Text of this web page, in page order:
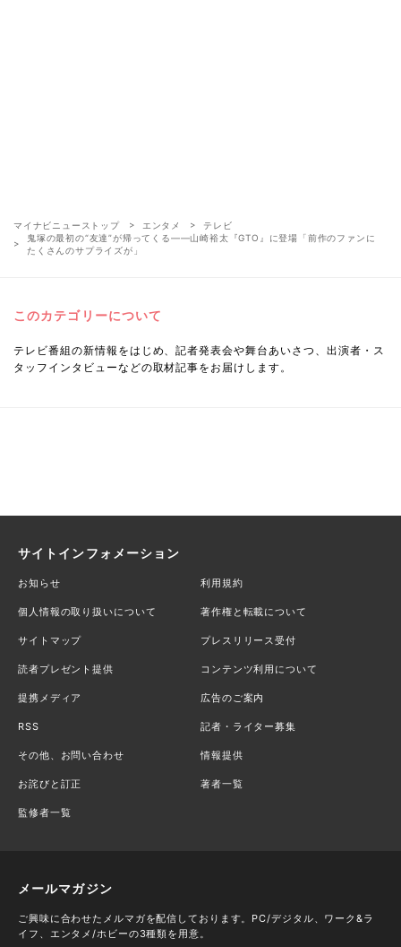
マイナビニューストップ エンタメ
テレビ
鬼塚の最初の“友達”が帰ってくる――山崎裕太『GTO』に登場「前作のファンに
たくさんのサプライズが」
このカテゴリーについて
テレビ番組の新情報をはじめ、記者発表会や舞台あいさつ、出演者・ス
タッフインタビューなどの取材記事をお届けします。
サイトインフォメーション
お知らせ 利用規約
個人情報の取り扱いについて 著作権と転載について
サイトマップ プレスリリース受付
読者プレゼント提供 コンテンツ利用について
提携メディア 広告のご案内
RSS 記者・ライター募集
その他、お問い合わせ 情報提供
お詫びと訂正 著者一覧
監修者一覧
メールマガジン
ご興味に合わせたメルマガを配信しております。PC/デジタル、ワーク&ラ
イフ、エンタメ/ホビーの3種類を用意。